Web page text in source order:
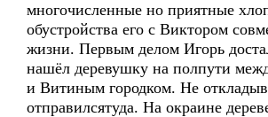
многочисленные но приятные
обустройства его с Виктором
жизни. Первым делом Игорь
нашёл деревушку на полпути
и Витиным городком. Не
отправилсятуда. На окраине